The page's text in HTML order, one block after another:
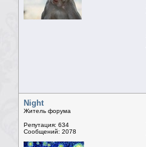
Night
Житель форума
Репутация: 634
Сообщений: 2078